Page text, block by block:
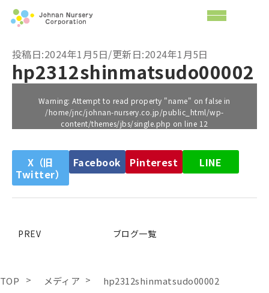
投稿日:2024年1月5日/更新日:2024年1月5日
hp2312shinmatsudo00002
Warning: Attempt to read property "name" on false in
/home/jnc/johnan-nursery.co.jp/public_html/wp-
content/themes/jbs/single.php on line 12
X（旧
Twitter）
Facebook Pinterest LINE
PREV ブログ一覧
TOP メディア hp2312shinmatsudo00002